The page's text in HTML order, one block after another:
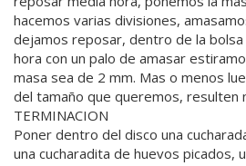
hacemos varias divisiones,
dejamos reposar, dentro de la bolsa
hora con un palo de amasar
masa sea de 2 mm. Mas o menos
del tamaño que queremos, resulten
TERMINACION
Poner dentro del disco una
una cucharadita de huevos picados,